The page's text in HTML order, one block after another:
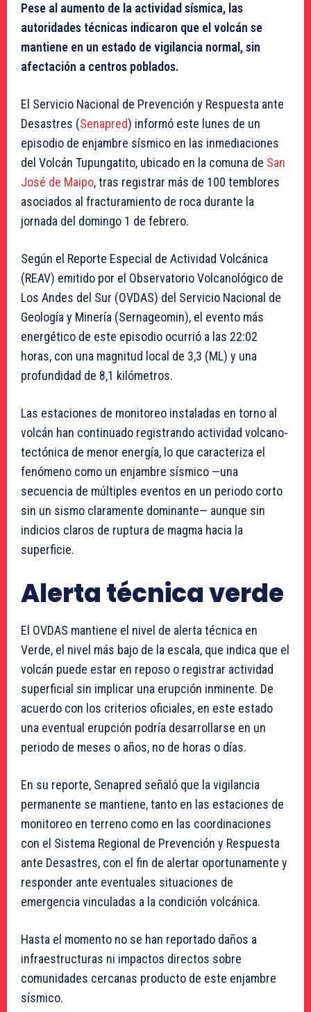
Pese al aumento de la actividad sísmica, las
autoridades técnicas indicaron que el volcán se
mantiene en un estado de vigilancia normal, sin
afectación a centros poblados.
El Servicio Nacional de Prevención y Respuesta ante
Desastres (Senapred) informó este lunes de un
episodio de enjambre sísmico en las inmediaciones
del Volcán Tupungatito, ubicado en la comuna de San
José de Maipo, tras registrar más de 100 temblores
asociados al fracturamiento de roca durante la
jornada del domingo 1 de febrero.
Según el Reporte Especial de Actividad Volcánica
(REAV) emitido por el Observatorio Volcanológico de
Los Andes del Sur (OVDAS) del Servicio Nacional de
Geología y Minería (Sernageomin), el evento más
energético de este episodio ocurrió a las 22:02
horas, con una magnitud local de 3,3 (ML) y una
profundidad de 8,1 kilómetros.
Las estaciones de monitoreo instaladas en torno al
volcán han continuado registrando actividad volcano-
tectónica de menor energía, lo que caracteriza el
fenómeno como un enjambre sísmico —una
secuencia de múltiples eventos en un periodo corto
sin un sismo claramente dominante— aunque sin
indicios claros de ruptura de magma hacia la
superficie.
Alerta técnica verde
El OVDAS mantiene el nivel de alerta técnica en
Verde, el nivel más bajo de la escala, que indica que el
volcán puede estar en reposo o registrar actividad
superficial sin implicar una erupción inminente. De
acuerdo con los criterios oficiales, en este estado
una eventual erupción podría desarrollarse en un
periodo de meses o años, no de horas o días.
En su reporte, Senapred señaló que la vigilancia
permanente se mantiene, tanto en las estaciones de
monitoreo en terreno como en las coordinaciones
con el Sistema Regional de Prevención y Respuesta
ante Desastres, con el fin de alertar oportunamente y
responder ante eventuales situaciones de
emergencia vinculadas a la condición volcánica.
Hasta el momento no se han reportado daños a
infraestructuras ni impactos directos sobre
comunidades cercanas producto de este enjambre
sísmico.